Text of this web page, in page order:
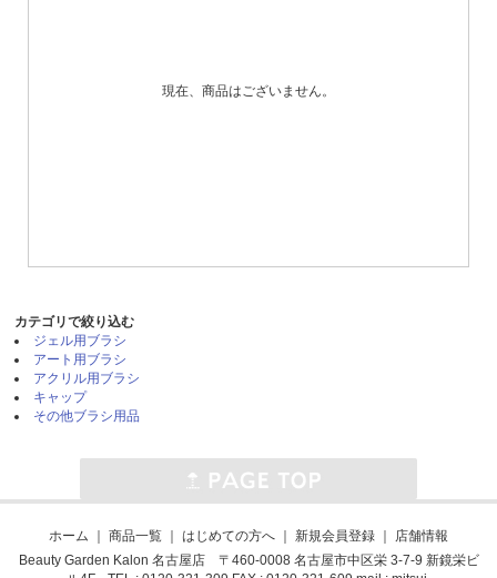
現在、商品はございません。
カテゴリで絞り込む
ジェル用ブラシ
アート用ブラシ
アクリル用ブラシ
キャップ
その他ブラシ用品
ホーム 商品一覧 はじめての方へ 新規会員登録
店舗情報
Beauty Garden Kalon 名古屋店 〒460-0008 名古屋市中区栄 3-7-9 新鏡栄ビ